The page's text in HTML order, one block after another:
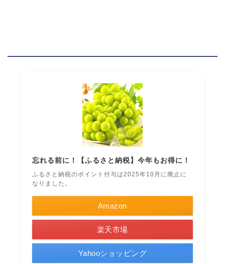
忘れる前に！【ふるさと納税】今年もお得に！
ふるさと納税のポイント付与は2025年10月に廃止に
なりました。
Amazon
楽天市場
Yahooショッピング